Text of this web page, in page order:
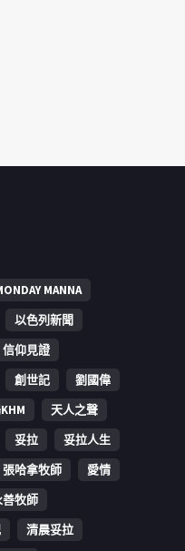
MANNA
以色列新聞
信仰見證
創世記
劉國偉
天人之聲
妥拉
妥拉人生
張哈拿牧師
愛情
牧師
清晨妥拉